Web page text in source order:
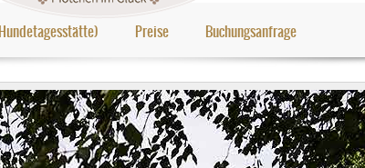
Preise Buchungsanfrage